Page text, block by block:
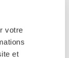
votre
et
sur les